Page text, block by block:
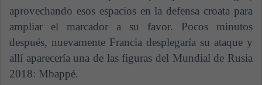
aprovechando esos espacios en la defensa croata para
ampliar el marcador a su favor. Pocos minutos
después, nuevamente Francia desplegaría su ataque y
allí aparecería una de las figuras del Mundial de Rusia
2018: Mbappé.